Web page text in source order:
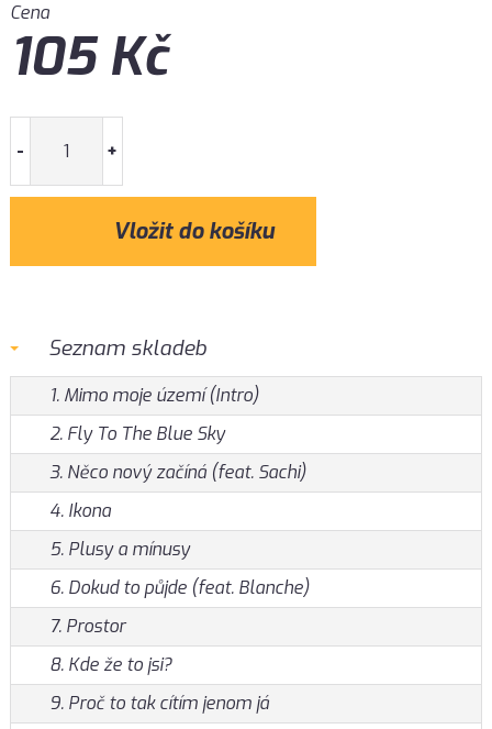
Cena
105Kč
- +
Seznam skladeb
1. Mimo moje území (Intro)
2. Fly To The Blue Sky
3. Něco nový začíná (feat. Sachi)
4. Ikona
5. Plusy a mínusy
6. Dokud to půjde (feat. Blanche)
7. Prostor
8. Kde že to jsi?
9. Proč to tak cítím jenom já